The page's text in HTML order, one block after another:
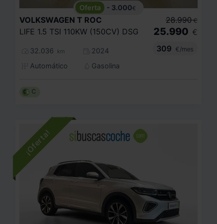
- 3.000€
VOLKSWAGEN T ROC
LIFE 1.5 TSI 110KW (150CV) DSG
32.036 km
2024
Automático
Gasolina
28.990 €
25.990 €
309
€/mes
C